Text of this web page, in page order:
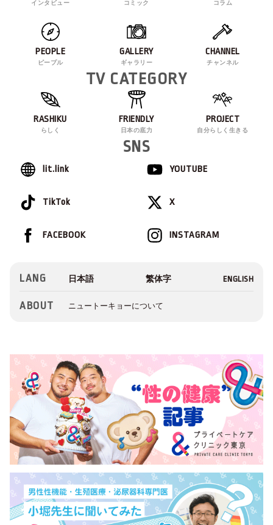
インタビュー コミック コラム
PEOPLE
ピープル
GALLERY
ギャラリー
CHANNEL
チャンネル
TV CATEGORY
RASHIKU
らしく
FRIENDLY
日本の底力
PROJECT
自分らしく生きる
SNS
lit.link YOUTUBE
TikTok X
INSTAGRAM
FACEBOOK
LANG
ABOUT ニュートーキョーについて